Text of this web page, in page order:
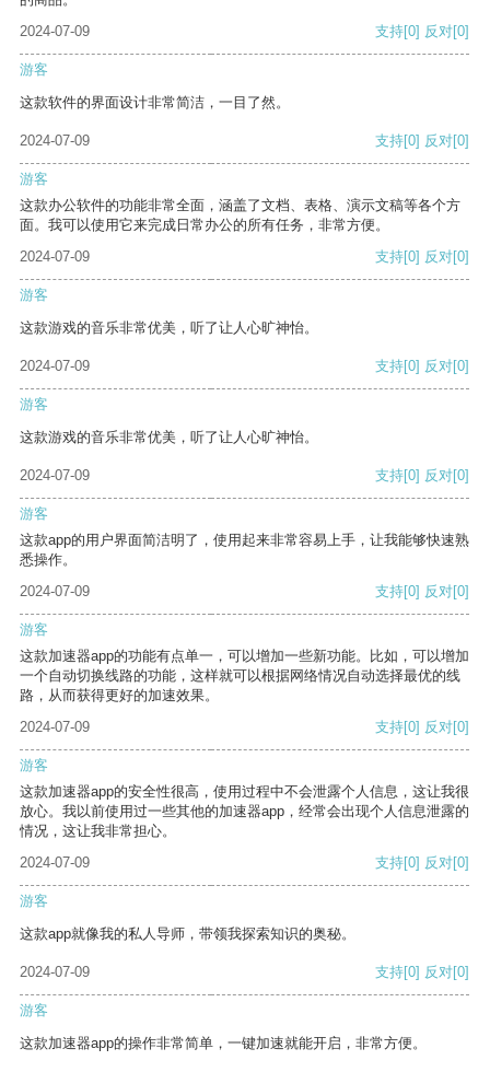
2024-07-09
支持[0] 反对[0]
游客
这款软件的界面设计非常简洁，一目了然。
2024-07-09 支持[0] 反对[0]
游客
这款办公软件的功能非常全面，涵盖了文档、表格、演示文稿等各个方
面。我可以使用它来完成日常办公的所有任务，非常方便。
2024-07-09
支持[0] 反对[0]
游客
这款游戏的音乐非常优美，听了让人心旷神怡。
2024-07-09 支持[0] 反对[0]
游客
这款游戏的音乐非常优美，听了让人心旷神怡。
2024-07-09 支持[0] 反对[0]
游客
这款app的用户界面简洁明了，使用起来非常容易上手，让我能够快速熟
悉操作。
2024-07-09
支持[0] 反对[0]
游客
这款加速器app的功能有点单一，可以增加一些新功能。比如，可以增加
一个自动切换线路的功能，这样就可以根据网络情况自动选择最优的线
路，从而获得更好的加速效果。
2024-07-09
支持[0] 反对[0]
游客
这款加速器app的安全性很高，使用过程中不会泄露个人信息，这让我很
放心。我以前使用过一些其他的加速器app，经常会出现个人信息泄露的
情况，这让我非常担心。
2024-07-09
支持[0] 反对[0]
游客
这款app就像我的私人导师，带领我探索知识的奥秘。
2024-07-09 支持[0] 反对[0]
游客
这款加速器app的操作非常简单，一键加速就能开启，非常方便。